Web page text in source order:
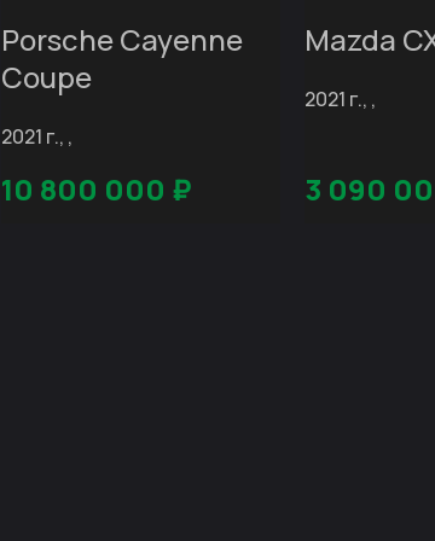
Porsche Cayenne
Coupe
2021 г., ,
10 800 000 ₽
Mazda
2021 г., ,
3 090